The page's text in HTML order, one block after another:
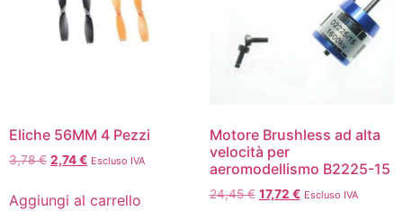
Eliche 56MM 4 Pezzi
3,78€ 2,74€ Escluso IVA
Aggiungi al carrello
Motore Brushless ad alta
velocità per
aeromodellismo B2225-15
24,45€ 17,72 € Escluso IVA